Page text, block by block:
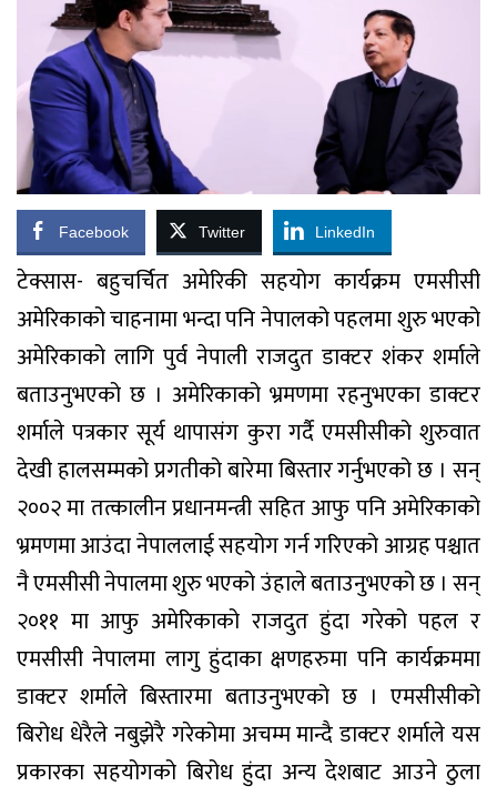
Facebook Twitter LinkedIn
टेक्सास- बहुचर्चित अमेरिकी सहयोग कार्यक्रम एमसीसी
अमेरिकाको चाहनामा भन्दा पनि नेपालको पहलमा शुरु भएको
अमेरिकाको लागि पुर्व नेपाली राजदुत डाक्टर शंकर शर्माले
बताउनुभएको छ । अमेरिकाको भ्रमणमा रहनुभएका डाक्टर
शर्माले पत्रकार सूर्य थापासंग कुरा गर्दै एमसीसीको शुरुवात
देखी हालसम्मको प्रगतीको बारेमा बिस्तार गर्नुभएको छ । सन्
२००२ मा तत्कालीन प्रधानमन्त्री सहित आफु पनि अमेरिकाको
भ्रमणमा आउंदा नेपाललाई सहयोग गर्न गरिएको आग्रह पश्चात
नै एमसीसी नेपालमा शुरु भएको उंहाले बताउनुभएको छ । सन्
२०११ मा आफु अमेरिकाको राजदुत हुंदा गरेको पहल र
एमसीसी नेपालमा लागु हुंदाका क्षणहरुमा पनि कार्यक्रममा
डाक्टर शर्माले बिस्तारमा बताउनुभएको छ । एमसीसीको
बिरोध धेरैले नबुझेरै गरेकोमा अचम्म मान्दै डाक्टर शर्माले यस
प्रकारका सहयोगको बिरोध हुंदा अन्य देशबाट आउने ठुला